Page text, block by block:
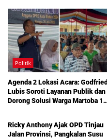
Politik
Agenda 2 Lokasi Acara: Godfried
Lubis Soroti Layanan Publik dan
Dorong Solusi Warga Martoba 1
Politik
Ricky Anthony Ajak OPD Tinjau
Jalan Provinsi, Pangkalan Susu